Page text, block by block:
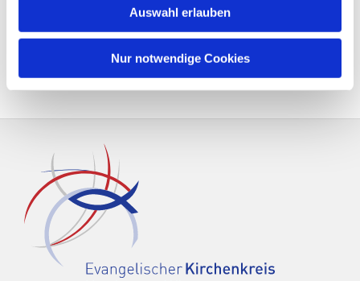
Auswahl erlauben
Nur notwendige Cookies